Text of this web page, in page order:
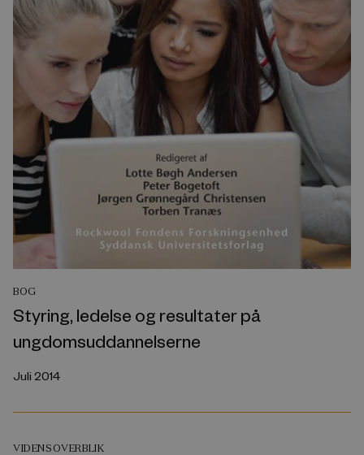
BOG
Styring, ledelse og resultater på
ungdomsuddannelserne
Juli 2014
VIDENSOVERBLIK